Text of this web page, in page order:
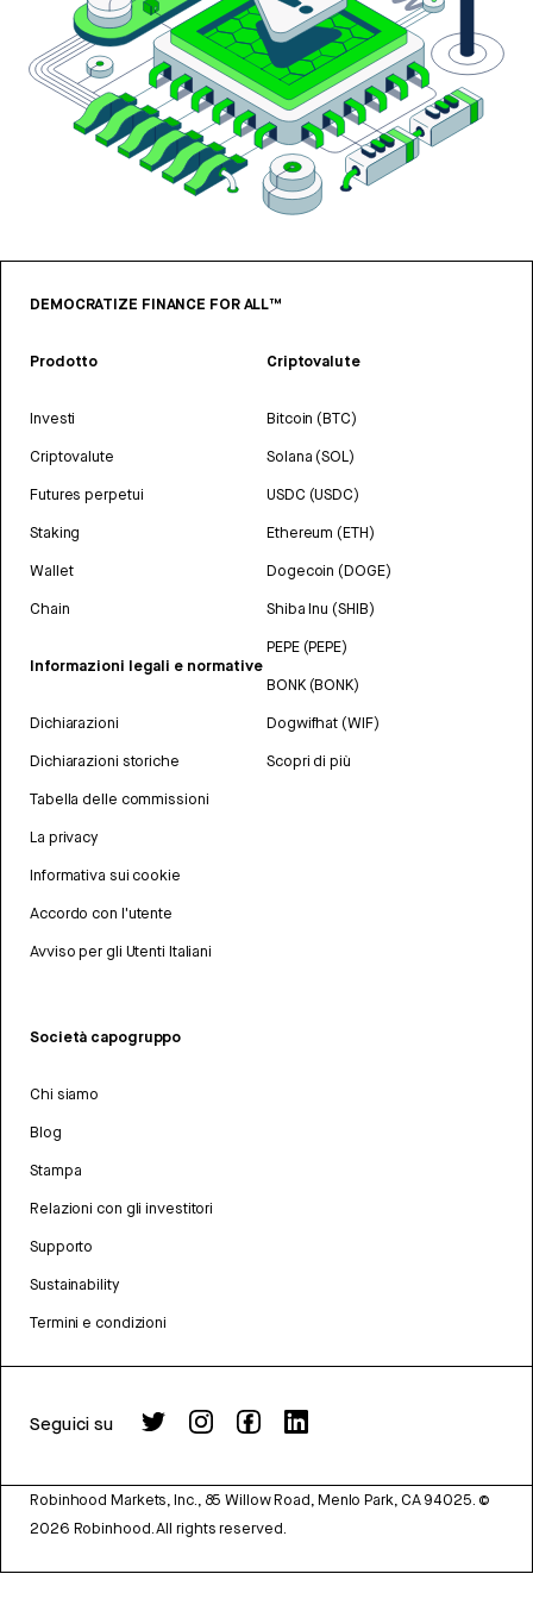
DEMOCRATIZE FINANCE FOR ALL™
Prodotto
Investi
Criptovalute
Futures perpetui
Staking
Wallet
Chain
Informazioni legali e normative
Dichiarazioni
Dichiarazioni storiche
Tabella delle commissioni
La privacy
Informativa sui cookie
Accordo con l'utente
Avviso per gli Utenti Italiani
Criptovalute
Bitcoin (BTC)
Solana (SOL)
USDC (USDC)
Ethereum (ETH)
Dogecoin (DOGE)
Shiba Inu (SHIB)
PEPE (PEPE)
BONK (BONK)
Dogwifhat (WIF)
Scopri di più
Società capogruppo
Chi siamo
Blog
Stampa
Relazioni con gli investitori
Supporto
Sustainability
Termini e condizioni
Seguici su
Robinhood Markets, Inc., 85 Willow Road, Menlo Park, CA 94025. ©
2026 Robinhood. All rights reserved.